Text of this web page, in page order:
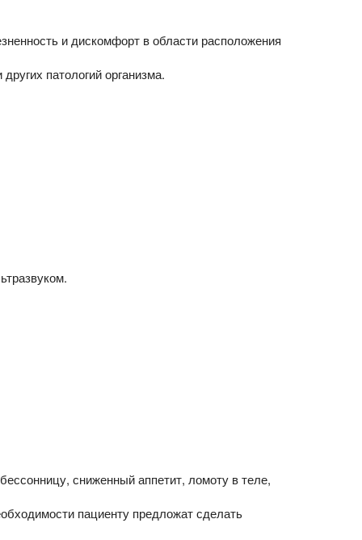
и дискомфорт в области расположения
патологий организма.
сниженный аппетит, ломоту в теле,
пациенту предложат сделать